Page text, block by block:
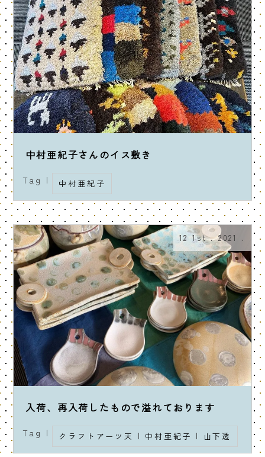
中村亜紀子さんのイス敷き
Tag | 中村亜紀子
12 1st . 2021 .
入荷、再入荷したもので溢れております
Tag | クラフトアーツ天 | 中村亜紀子 | 山下透